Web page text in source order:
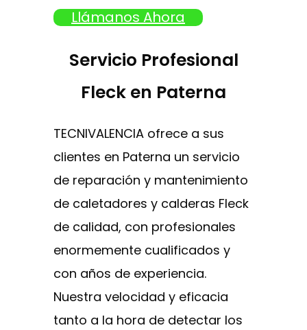
Llámanos Ahora
Servicio Profesional
Fleck en Paterna
TECNIVALENCIA ofrece a sus
clientes en Paterna un servicio
de reparación y mantenimiento
de caletadores y calderas Fleck
de calidad, con profesionales
enormemente cualificados y
con años de experiencia.
Nuestra velocidad y eficacia
tanto a la hora de detectar los